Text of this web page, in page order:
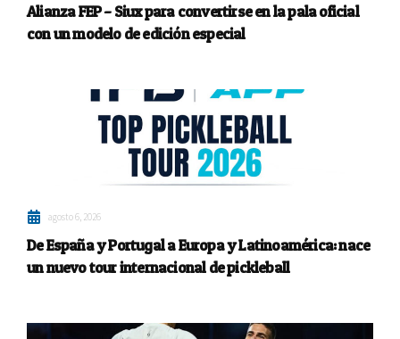
Alianza FEP – Siux para convertirse en la pala oficial
con un modelo de edición especial
agosto 6, 2026
De España y Portugal a Europa y Latinoamérica: nace
un nuevo tour internacional de pickleball